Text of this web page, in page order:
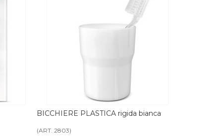
bianca BICCHIERE PLASTICA rigida nera
(ART. 2804)